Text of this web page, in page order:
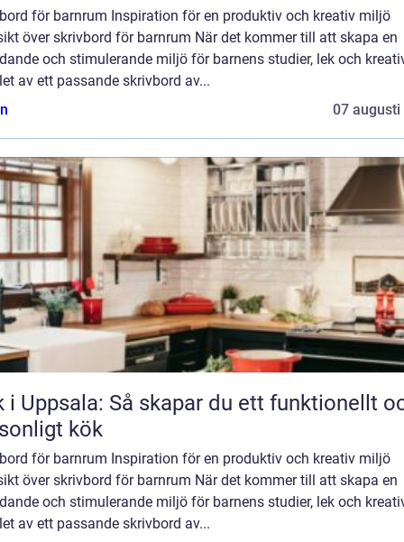
för barnrum Inspiration för en produktiv och kreativ miljö
över skrivbord för barnrum När det kommer till att skapa en
och stimulerande miljö för barnens studier, lek och
av ett passande skrivbord av...
07 augusti
i Uppsala: Så skapar du ett funktionellt
kök
för barnrum Inspiration för en produktiv och kreativ miljö
över skrivbord för barnrum När det kommer till att skapa en
och stimulerande miljö för barnens studier, lek och
av ett passande skrivbord av...